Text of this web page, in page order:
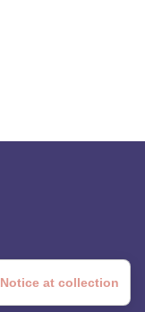
Notice at collection